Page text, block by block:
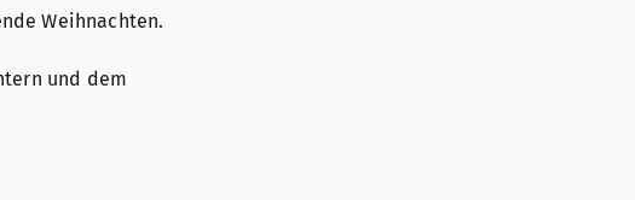
Weihnachten.
und dem